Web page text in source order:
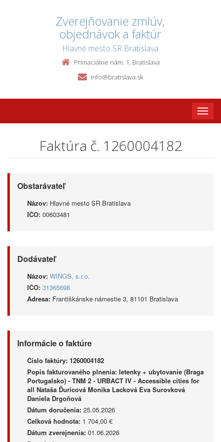
Zverejňovanie zmlúv,
objednávok a faktúr
Hlavné mesto SR Bratislava
Primaciálne nám. 1, Bratislava
info@bratislava.sk
Toggle
Faktúra č. 1260004182
Obstarávateľ
Názov: Hlavné mesto SR Bratislava
IČO: 00603481
Dodávateľ
Názov: WINGS, s.r.o.
IČO: 31365698
Adresa: Františkánske námestie 3, 81101 Bratislava
Informácie o faktúre
Číslo faktúry: 1260004182
Popis fakturovaného plnenia: letenky + ubytovanie (Braga
Portugalsko) - TNM 2 - URBACT IV - Accessible cities for
all Nataša Ďuricová Monika Lacková Eva Surovková
Daniela Drgoňová
Dátum doručenia: 25.05.2026
Celková hodnota: 1 704,00 €
Dátum zverejnenia: 01.06.2026